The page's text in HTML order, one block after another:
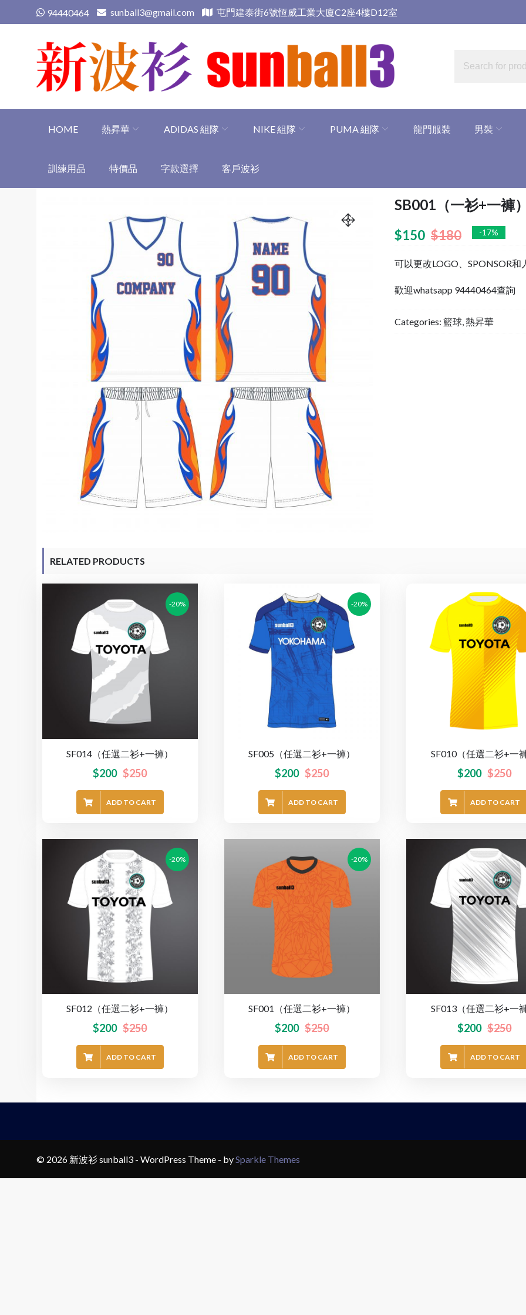
to
94440464 sunball3@gmail.com 屯門建泰街6號恆威工業大廈C2座4樓D12室
HOME 熱昇華 ADIDAS 組隊 NIKE 組隊 PUMA 組隊 龍門服裝 男裝
訓練用品 特價品 字款選擇 客戶波衫
SB001（一衫+一褲）
$180
$150 -17%
可以更改LOGO、SPONSOR和
歡迎whatsapp 94440464查詢
Categories: 籃球 熱昇華
RELATED PRODUCTS
-20%
SF014（任選二衫+一褲）
$250
$200
ADD TO CART
-20%
SF005（任選二衫+一褲）
$250
$200
ADD TO CART
SF010（任選二衫+一褲
$250
$200
ADD TO CART
-20%
SF012（任選二衫+一褲）
$250
$200
ADD TO CART
-20%
SF001（任選二衫+一褲）
$250
$200
ADD TO CART
SF013（任選二衫+一褲
$250
$200
ADD TO CART
© 2026 新波衫 sunball3 - WordPress Theme - bySparkle Themes